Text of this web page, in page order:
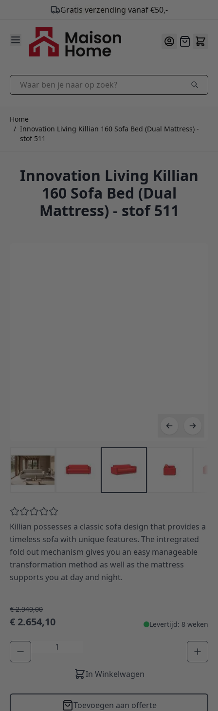
9.9/10
Ga naar de inhoud
Offerte
Waar ben je naar op zoek?
Home
/ Innovation Living Killian 160 Sofa Bed (Dual Mattress) -
stof 511
Innovation Living Killian
160 Sofa Bed (Dual
Mattress) - stof 511
Killian possesses a classic sofa design that provides a
timeless sofa with unique features. The intregrated
fold out mechanism gives you an easy manageable
transformation method as well as the mattress
supports you at day and night.
€ 2.949,00
€ 2.654,10 Levertijd: 8 weken
Aantal
In Winkelwagen
Toevoegen aan offerte